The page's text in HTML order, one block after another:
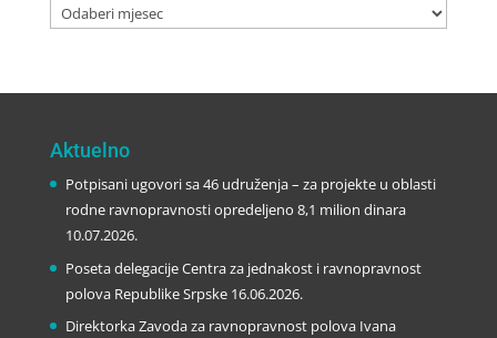
Arhiva
Aktuelno
Potpisani ugovori sa 46 udruženja – za projekte u oblasti
rodne ravnopravnosti opredeljeno 8,1 milion dinara
10.07.2026.
Poseta delegacije Centra za jednakost i ravnopravnost
polova Republike Srpske 16.06.2026.
Direktorka Zavoda za ravnopravnost polova Ivana